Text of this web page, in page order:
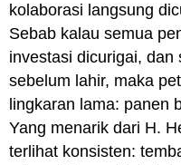
kolaborasi langsung
Sebab kalau semua
investasi dicurigai, dan
sebelum lahir, maka
lingkaran lama: panen
Yang menarik dari H.
terlihat konsisten: